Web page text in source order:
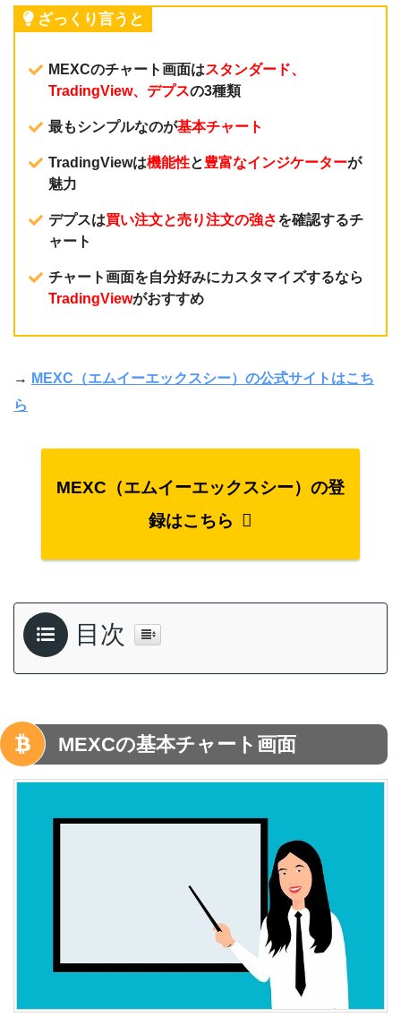
ざっくり言うと
MEXCのチャート画面はスタンダード、
TradingView、デプスの3種類
最もシンプルなのが基本チャート
TradingViewは機能性と豊富なインジケーターが
魅力
デプスは買い注文と売り注文の強さを確認するチ
ャート
チャート画面を自分好みにカスタマイズするなら
TradingViewがおすすめ
→ MEXC（エムイーエックスシー）の公式サイトはこち
ら
MEXC（エムイーエックスシー）の登
録はこちら
目次
MEXCの基本チャート画面